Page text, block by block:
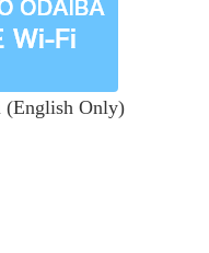
Only)